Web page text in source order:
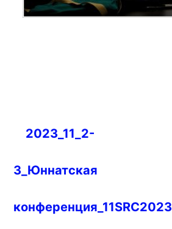
Навигация
записям
2023_11_2-
3_Юннатская
конференция_11SRC2023